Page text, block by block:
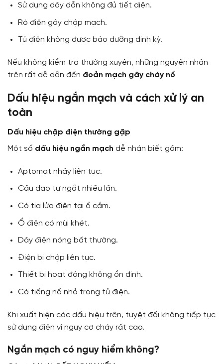
Sử dụng dây dẫn không đủ tiết diện.
Rò điện gây chập mạch.
Tủ điện không được bảo dưỡng định kỳ.
Nếu không kiểm tra thường xuyên, những nguyên nhân
trên rất dễ dẫn đến đoản mạch gây cháy nổ
Dấu hiệu ngắn mạch và cách xử lý an
toàn
Dấu hiệu chập điện thường gặp
Một số dấu hiệu ngắn mạch dễ nhận biết gồm:
Aptomat nhảy liên tục.
Cầu dao tự ngắt nhiều lần.
Có tia lửa điện tại ổ cắm.
Ổ điện có mùi khét.
Dây điện nóng bất thường.
Điện bị chập liên tục.
Thiết bị hoạt động không ổn định.
Có tiếng nổ nhỏ trong tủ điện.
Khi xuất hiện các dấu hiệu trên, tuyệt đối không tiếp tục
sử dụng điện vì nguy cơ cháy rất cao.
Ngắn mạch có nguy hiểm không?